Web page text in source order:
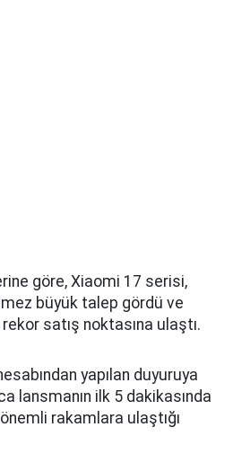
göre, Xiaomi 17 serisi,
büyük talep gördü ve
rekor satış noktasına ulaştı.
yapılan duyuruya
lansmanın ilk 5 dakikasında
rakamlara ulaştığı